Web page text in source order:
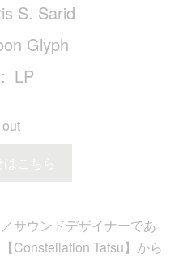
S. Sarid
Glyph
LP
はこちら
サウンドデザイナーであ
Constellation Tatsu】から